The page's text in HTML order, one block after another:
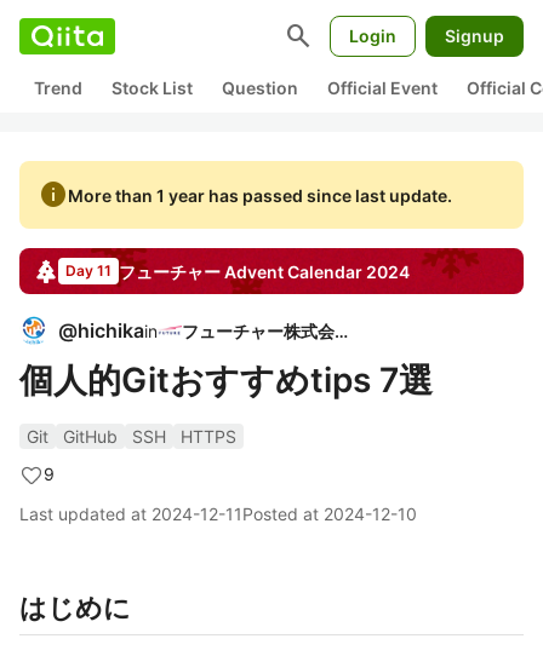
search Login Signup
Trend Stock List Question Official Event Official
infoMore than 1 year has passed since last update.
Day 11 フューチャーAdvent Calendar 2024
@hichikain フューチャー株式会社
個人的Gitおすすめtips 7選
Git GitHub SSH
HTTPS
9
Last updated at 2024-12-11Posted at 2024-12-10
はじめに